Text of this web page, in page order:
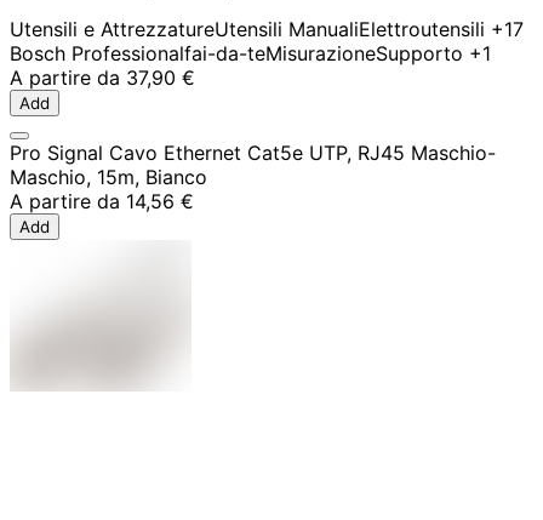
Utensili e AttrezzatureUtensili ManualiElettroutensili +17
Bosch Professionalfai-da-teMisurazioneSupporto +1
A partire da 37,90 €
Add
Pro Signal Cavo Ethernet Cat5e UTP, RJ45 Maschio-
Maschio, 15m, Bianco
A partire da 14,56 €
Add